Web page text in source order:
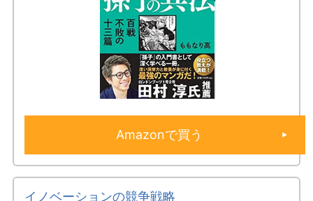
Amazonで買う
イノベーションの競争戦略